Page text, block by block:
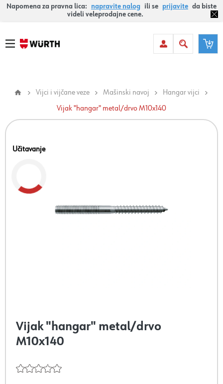
Napomena za pravna lica: napravite nalog ili se prijavite da biste
videli veleprodajne cene.
Vijci i vijčane veze Mašinski navoj
Hangar vijci
Vijak "hangar" metal/drvo M10x140
Učitavanje
Vijak "hangar" metal/drvo
M10x140